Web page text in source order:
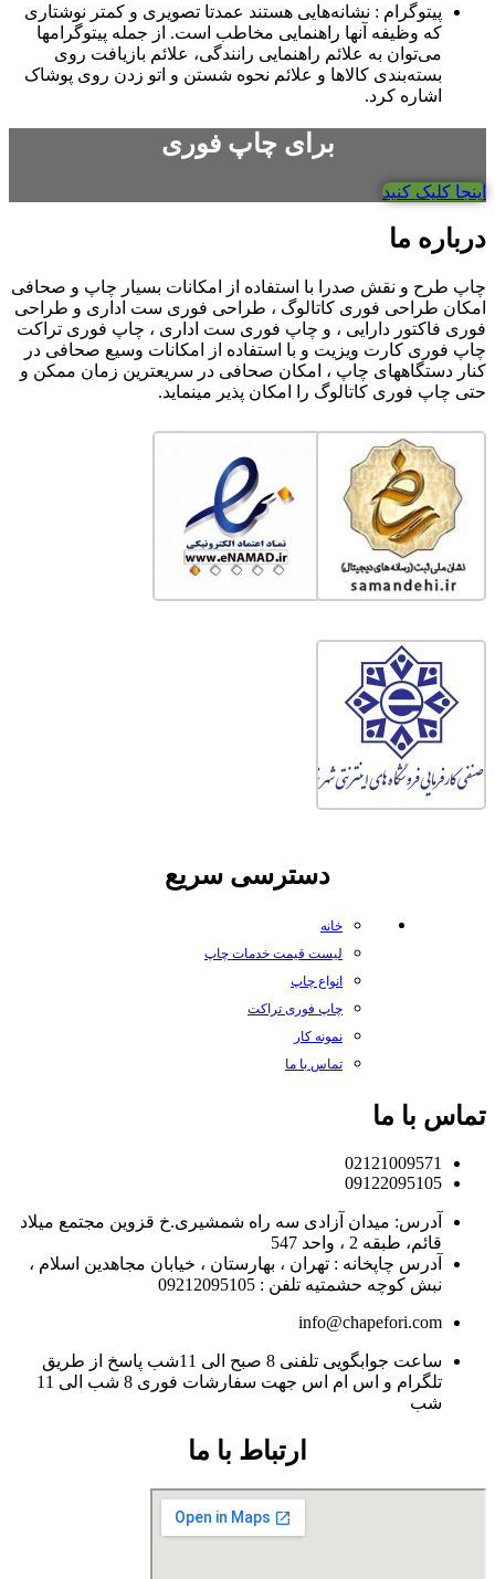
پیتوگرام : نشانه‌هایی هستند عمدتا تصویری و کمتر نوشتاری
که وظیفه آنها راهنمایی مخاطب است. از جمله پیتوگرامها
می‌توان به علائم راهنمایی رانندگی، علائم بازیافت روی
بسته‌بندی‌ کالا‌ها و علائم نحوه شستن و اتو زدن روی پوشاک
اشاره کرد.
برای چاپ فوری
اینجا کلیک کنید
درباره ما
چاپ طرح و نقش صدرا با استفاده از امکانات بسیار چاپ و صحافی
امکان طراحی فوری کاتالوگ ، طراحی فوری ست اداری و طراحی
فوری فاکتور دارایی ، و چاپ فوری ست اداری ، چاپ فوری تراکت
چاپ فوری کارت ویزیت و با استفاده از امکانات وسیع صحافی در
کنار دستگاههای چاپ ، امکان صحافی در سریعترین زمان ممکن و
حتی چاپ فوری کاتالوگ را امکان پذیر مینماید.
دسترسی سریع
خانه
لیست قیمت خدمات چاپ
انواع چاپ
چاپ فوری تراکت
نمونه کار
تماس با ما
تماس با ما
02121009571
09122095105
آدرس: میدان آزادی سه راه شمشیری.خ قزوین مجتمع میلاد
قائم، طبقه 2 ، واحد 547
آدرس چاپخانه : تهران ، بهارستان ، خیابان مجاهدین اسلام ،
نبش کوچه حشمتیه تلفن : 09212095105
info@chapefori.com
ساعت جوابگویی تلفنی 8 صبح الی 11شب پاسخ از طریق
تلگرام و اس ام اس جهت سفارشات فوری 8 شب الی 11
شب
ارتباط با ما